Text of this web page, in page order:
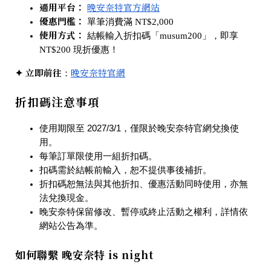
適用平台： 晚安奈特官方網站
優惠門檻：
單筆消費滿 NT$2,000
使用方式： 結帳輸入折扣碼 「musum200」
，即享
NT$200 現折優惠！
✦ 立即前往 ： 晚安奈特官網
折扣碼注意事項
使用期限至 2027/3/1，僅限於晚安奈特官網兌換使
用。
每筆訂單限使用一組折扣碼。
扣碼需於結帳前輸入，恕不提供事後補折。
折扣碼恕無法與其他折扣、優惠活動同時使用，亦無
法兌換現金。
晚安奈特保留修改、暫停或終止活動之權利，詳情依
網站公告為準。
如何聯繫 晚安奈特 is night